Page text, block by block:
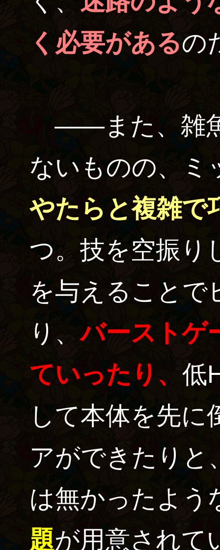
く必要があるの
――また、雑
ないものの、ミ
やたらと複雑で
つ。技を空振り
を与えることで
り、バーストゲ
ていったり、 低
して本体を先に
アができたりと
は無かったよう
題が用意されて